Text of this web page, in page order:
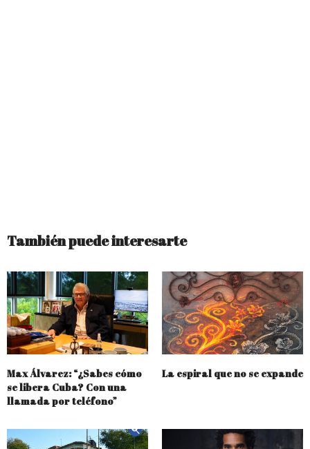
También puede interesarte
Max Álvarez: “¿Sabes cómo
se libera Cuba? Con una
llamada por teléfono”
La espiral que no se expande